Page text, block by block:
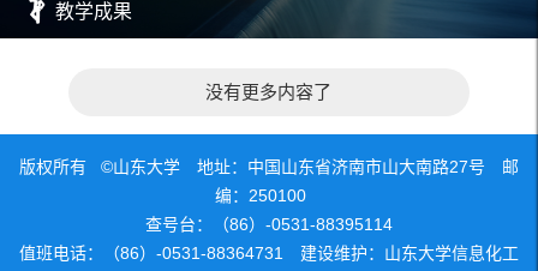
教学成果
没有更多内容了
版权所有 ©山东大学 地址：中国山东省济南市山大南路27号 邮
编：250100
查号台：（86）-0531-88395114
值班电话：（86）-0531-88364731 建设维护：山东大学信息化工